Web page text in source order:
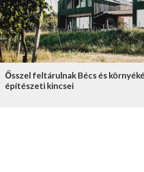
Ősszel feltárulnak Bécs és
építészeti kincsei